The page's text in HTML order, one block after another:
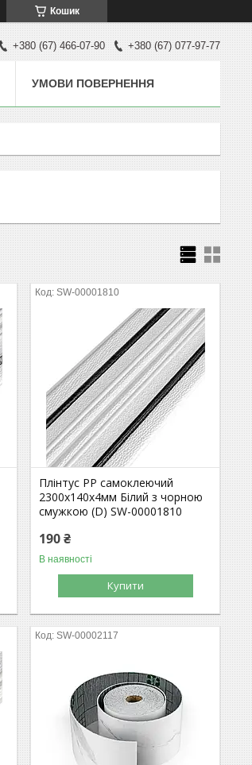
Кошик
+380 (67) 466-07-90 +380 (67) 077-97-77
УМОВИ ПОВЕРНЕННЯ
SW-00001810
Плінтус РР самоклеючий
2300х140х4мм Білий з чорною
смужкою (D) SW-00001810
190 ₴
В наявності
Купити
SW-00002117